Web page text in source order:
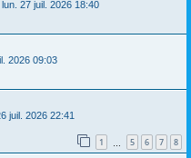
lun. 27 juil. 2026 18:40
2026 09:03
juil. 2026 22:41
1 5 6 7 8